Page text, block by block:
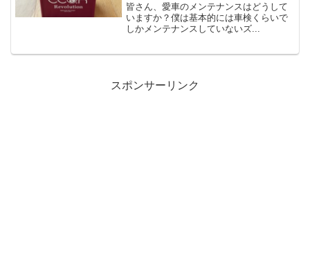
皆さん、愛車のメンテナンスはどうして
いますか？僕は基本的には車検くらいで
しかメンテナンスしていないズ...
スポンサーリンク